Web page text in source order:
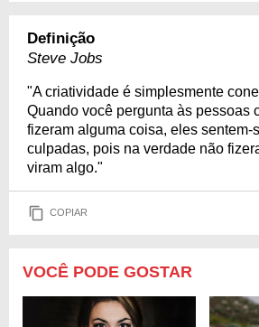
Definição
Steve Jobs
"A criatividade é simplesmente
Quando você pergunta às pessoas
fizeram alguma coisa, eles sentem-
culpadas, pois na verdade não
viram algo."
COPIAR
VOCÊ PODE GOSTAR